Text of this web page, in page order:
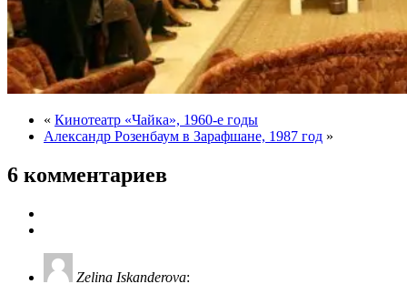
« Кинотеатр «Чайка», 1960-е годы
Александр Розенбаум в Зарафшане, 1987 год »
6 комментариев
Zelina Iskanderova: